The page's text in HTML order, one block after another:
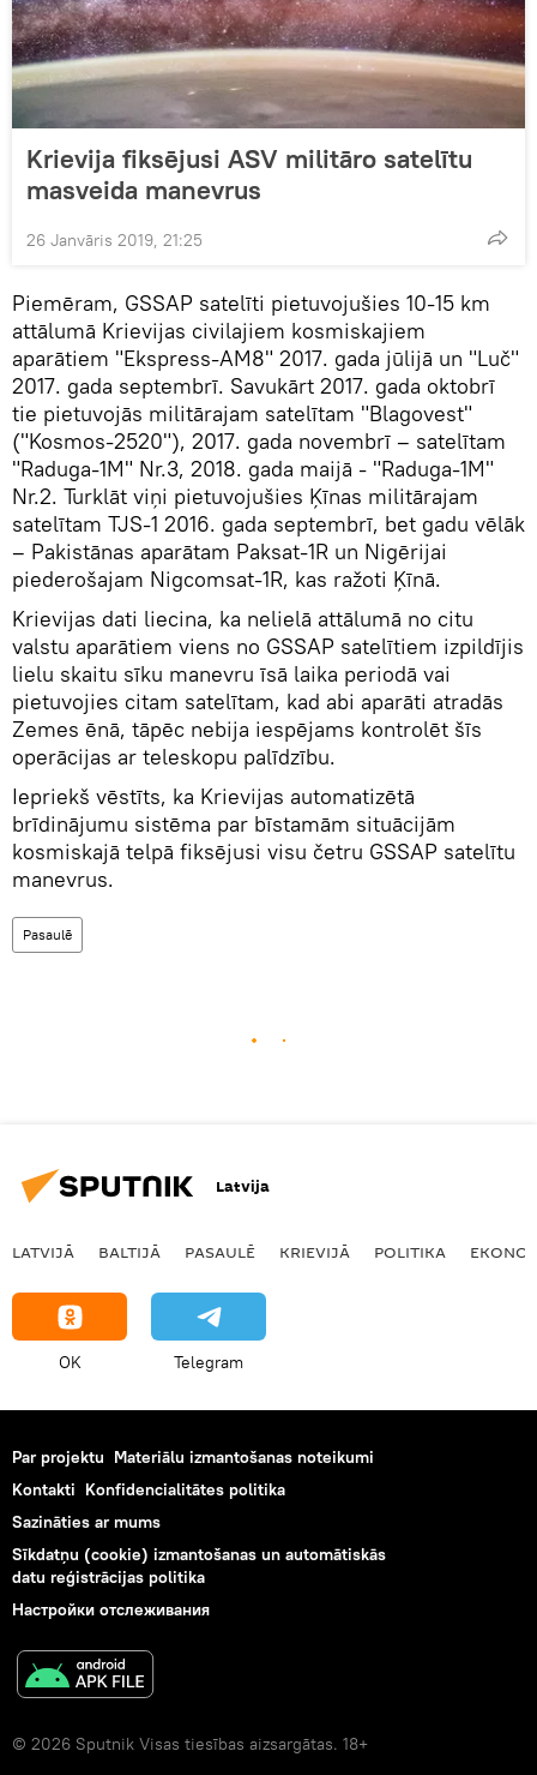
Krievija fiksējusi ASV militāro satelītu
masveida manevrus
26 Janvāris 2019, 21:25
Piemēram, GSSAP satelīti pietuvojušies 10-15 km
attālumā Krievijas civilajiem kosmiskajiem
aparātiem "Ekspress-AM8" 2017. gada jūlijā un "Luč"
2017. gada septembrī. Savukārt 2017. gada oktobrī
tie pietuvojās militārajam satelītam "Blagovest"
("Kosmos-2520"), 2017. gada novembrī – satelītam
"Raduga-1M" Nr.3, 2018. gada maijā - "Raduga-1M"
Nr.2. Turklāt viņi pietuvojušies Ķīnas militārajam
satelītam TJS-1 2016. gada septembrī, bet gadu vēlāk
– Pakistānas aparātam Paksat-1R un Nigērijai
piederošajam Nigcomsat-1R, kas ražoti Ķīnā.
Krievijas dati liecina, ka nelielā attālumā no citu
valstu aparātiem viens no GSSAP satelītiem izpildījis
lielu skaitu sīku manevru īsā laika periodā vai
pietuvojies citam satelītam, kad abi aparāti atradās
Zemes ēnā, tāpēc nebija iespējams kontrolēt šīs
operācijas ar teleskopu palīdzību.
Iepriekš vēstīts, ka Krievijas automatizētā
brīdinājumu sistēma par bīstamām situācijām
kosmiskajā telpā fiksējusi visu četru GSSAP satelītu
manevrus.
Pasaulē
Latvija
LATVIJĀ BALTIJĀ PASAULĒ KRIEVIJĀ POLITIKA
OK Telegram
Par projektu Materiālu izmantošanas noteikumi
Kontakti Konfidencialitātes politika
Sazināties ar mums
Sīkdatņu (cookie) izmantošanas un automātiskās
datu reģistrācijas politika
Настройки отслеживания
© 2026 Sputnik Visas tiesības aizsargātas. 18+